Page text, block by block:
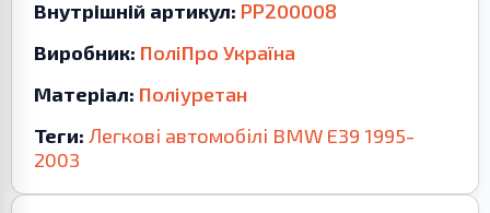
Внутрішній артикул: PP200008
Виробник: ПоліПро Україна
Матеріал: Поліуретан
Теги: Легкові автомобілі BMW E39 1995-
2003